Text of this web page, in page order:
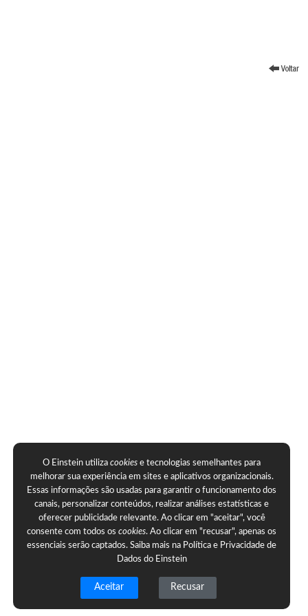
O Einstein utilizacookies e tecnologias semelhantes para
melhorar sua experiência em sites e aplicativos organizacionais.
Essas informações são usadas para garantir o funcionamento dos
canais, personalizar conteúdos, realizar análises estatísticas e
oferecer publicidade relevante. Ao clicar em "aceitar", você
consente com todos oscookies. Ao clicar em "recusar", apenas os
essenciais serão captados. Saiba mais na Política e Privacidade de
Dados do Einstein
Aceitar Recusar